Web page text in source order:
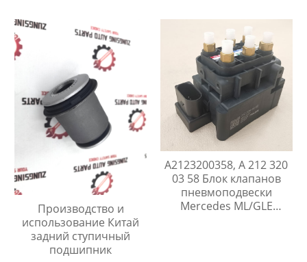
Производство и
использование Китай
задний ступичный
подшипник
A2123200358, A 212 320
03 58 Блок клапанов
пневмоподвески
Mercedes ML/GLE